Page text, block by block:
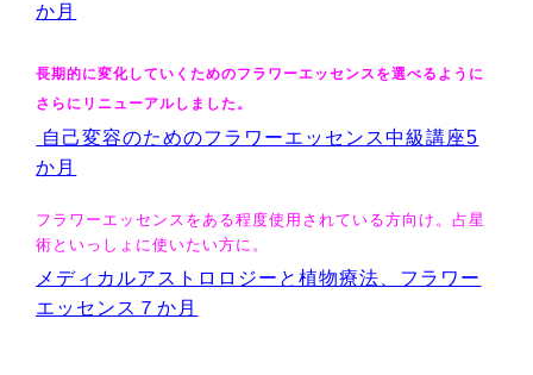
か月
長期的に変化していくためのフラワーエッセンスを選べるように
さらにリニューアルしました。
自己変容のためのフラワーエッセンス中級講座5
か月
フラワーエッセンスをある程度使用されている方向け。占星
術といっしょに使いたい方に。
メディカルアストロロジーと植物療法、フラワー
エッセンス７か月